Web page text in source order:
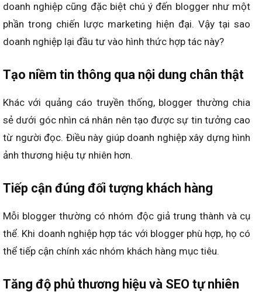
doanh nghiệp cũng đặc biệt chú ý đến blogger như một
phần trong chiến lược marketing hiện đại. Vậy tại sao
doanh nghiệp lại đầu tư vào hình thức hợp tác này?
Tạo niềm tin thông qua nội dung chân thật
Khác với quảng cáo truyền thống, blogger thường chia
sẻ dưới góc nhìn cá nhân nên tạo được sự tin tưởng cao
từ người đọc. Điều này giúp doanh nghiệp xây dựng hình
ảnh thương hiệu tự nhiên hơn.
Tiếp cận đúng đối tượng khách hàng
Mỗi blogger thường có nhóm độc giả trung thành và cụ
thể. Khi doanh nghiệp hợp tác với blogger phù hợp, họ có
thể tiếp cận chính xác nhóm khách hàng mục tiêu.
Tăng độ phủ thương hiệu và SEO tự nhiên